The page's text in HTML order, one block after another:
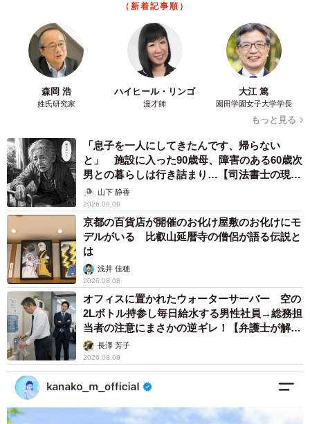
（新着記事順）
森岡 浩
姓氏研究家
ハイヒール・リンゴ
漫才師
大江 篤
園田学園女子大学学長
もっと見る
「息子を一人にしてきたんです、帰らない
と」 施設に入った90歳母、障害のある60歳次
男との暮らしは行き詰まり…【司法書士の現場
から】山下 静香
2026.08.08
京都の百貨店が開催のお化け屋敷のお化けにモ
デルがいる 比叡山延暦寺の僧侶が語る伝説と
は
浅井 佳穂
2026.08.08
オフィスに置かれたウォーターサーバー 空の
2Lボトル持参し毎日給水する男性社員→総務担
当者の注意にまさかの逆ギレ！【弁護士が解
説】長澤 芳子
2026.08.08